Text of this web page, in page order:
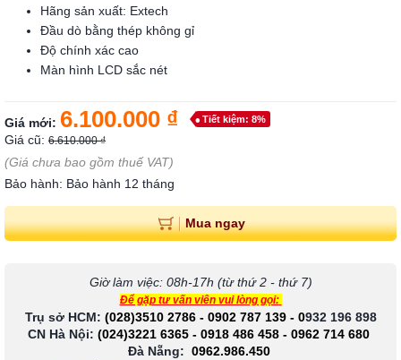
Hãng sản xuất: Extech
Đầu dò bằng thép không gỉ
Độ chính xác cao
Màn hình LCD sắc nét
Giá mới: 6.100.000 ₫ Tiết kiệm: 8%
Giá cũ: 6.610.000 ₫
(Giá chưa bao gồm thuế VAT)
Bảo hành: Bảo hành 12 tháng
Mua ngay
Giờ làm việc: 08h-17h (từ thứ 2 - thứ 7)
Để gặp tư vấn viên vui lòng gọi:
Trụ sở HCM: (028)3510 2786 - 0902 787 139- 0932 196 898
CN Hà Nội: (024)3221 6365 - 0918 486 458 - 0962 714 680
Đà Nẵng: 0962.986.450